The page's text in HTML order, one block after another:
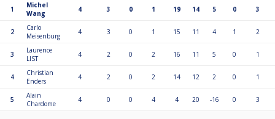
1
Michel
Wang
4 3 0 1 19 14 5 0 3
2
Carlo
Meisenburg
4 3 0 1 15 11 4 1 2
3
Laurence
LIST
4 2 0 2 16 11 5 0 1
4
Christian
Enders
4 2 0 2 14 12 2 0 1
5
Alain
Chardome
4 0 0 4 4 20 -16 0 3